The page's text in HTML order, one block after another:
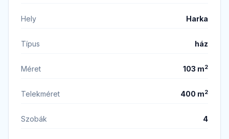
Hely Harka
Típus ház
Méret 103 m2
Telekméret 400 m2
Szobák 4